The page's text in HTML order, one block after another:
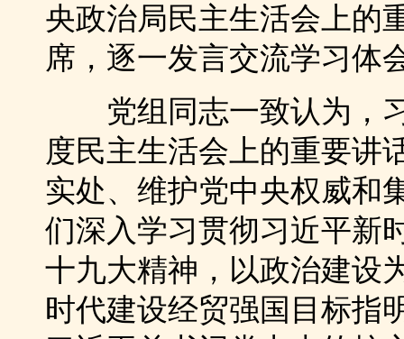
央政治局民主生活会上的
席，逐一发言交流学习体
党组同志一致认为，习
度民主生活会上的重要讲
实处、维护党中央权威和
们深入学习贯彻习近平新
十九大精神，以政治建设
时代建设经贸强国目标指